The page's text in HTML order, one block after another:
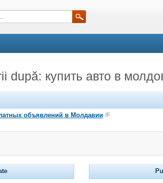
după: купить авто в
объявлений в Молдавии